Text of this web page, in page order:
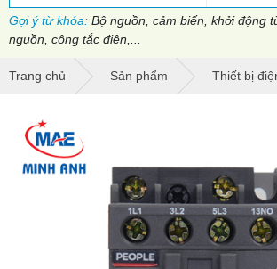
Gợi ý từ khóa: Bộ nguồn, cảm biến, khởi động
nguồn, công tắc điện,...
Trang chủ Sản phẩm Thiết bị